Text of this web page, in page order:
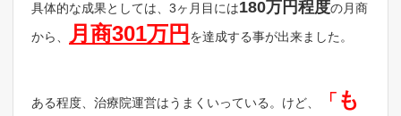
具体的な成果としては、3ヶ月目には180万円程度の月商
から、
月商301万円 を達成する事が出来ました。
ある程度、治療院運営はうまくいっている。けど、 「 も